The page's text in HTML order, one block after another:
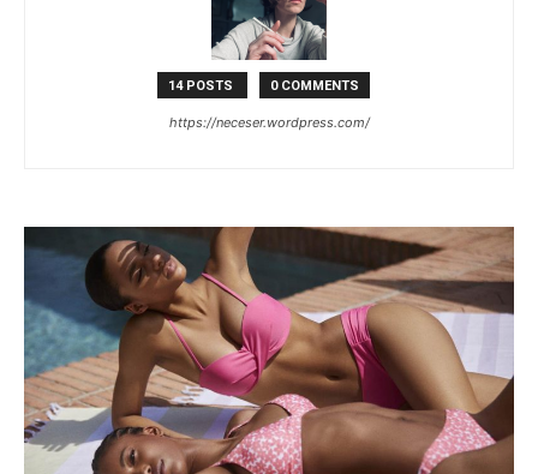
14 POSTS 0 COMMENTS
https://neceser.wordpress.com/